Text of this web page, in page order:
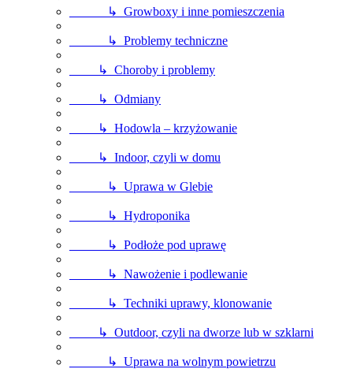
↳ Growboxy i inne pomieszczenia
↳ Problemy techniczne
↳ Choroby i problemy
↳ Odmiany
↳ Hodowla – krzyżowanie
↳ Indoor, czyli w domu
↳ Uprawa w Glebie
↳ Hydroponika
↳ Podłoże pod uprawę
↳ Nawożenie i podlewanie
↳ Techniki uprawy, klonowanie
↳ Outdoor, czyli na dworze lub w szklarni
↳ Uprawa na wolnym powietrzu